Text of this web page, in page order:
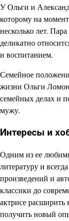
У Ольги и
которому на
несколько лет.
деликатно
и воспитанием.
Семейное
жизни Ольги
семейных делах и
мужу.
Интересы и
Одним из ее
литературу и
произведений и
классики до
актрисе расширить
получить новый